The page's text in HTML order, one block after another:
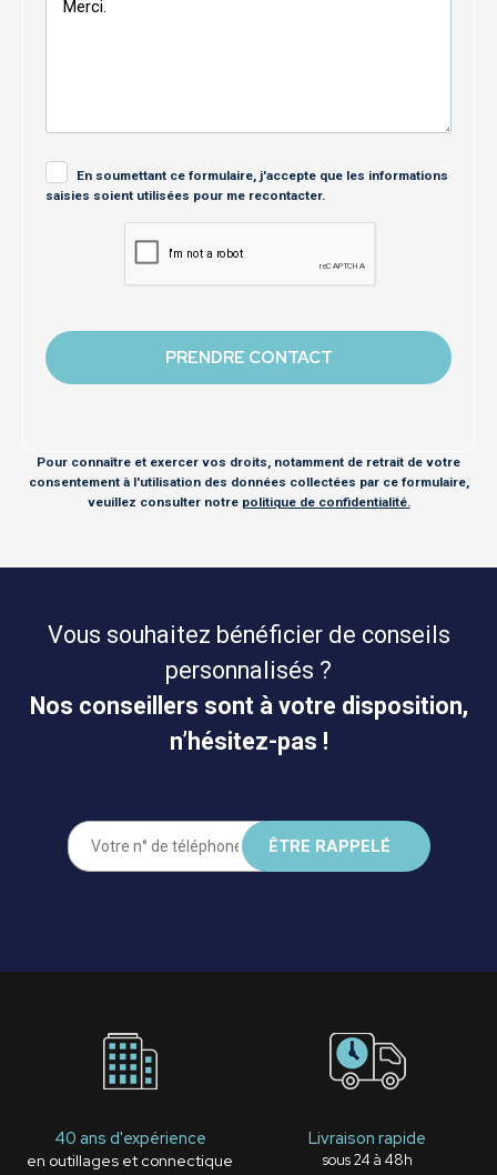
En soumettant ce formulaire, j'accepte que les informations
saisies soient utilisées pour me recontacter.
Pour connaître et exercer vos droits, notamment de retrait de votre
consentement à l'utilisation des données collectées par ce formulaire,
veuillez consulter notre politique de confidentialité.
Vous souhaitez bénéficier de conseils
personnalisés ?
Nos conseillers sont à votre disposition,
n’hésitez-pas !
40 ans d'expérience
en outillages et connectique
Livraison rapide
sous 24 à 48h